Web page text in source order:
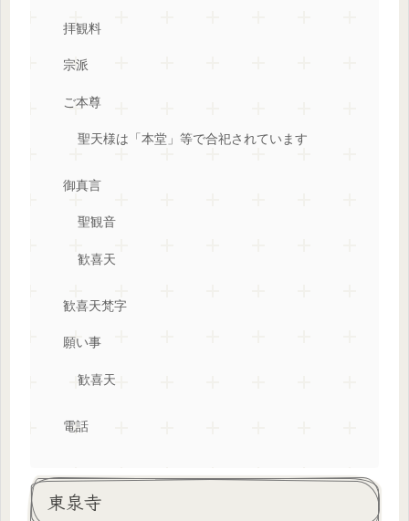
拝観料
宗派
ご本尊
聖天様は「本堂」等で合祀されています
御真言
聖観音
歓喜天
歓喜天梵字
願い事
歓喜天
電話
東泉寺